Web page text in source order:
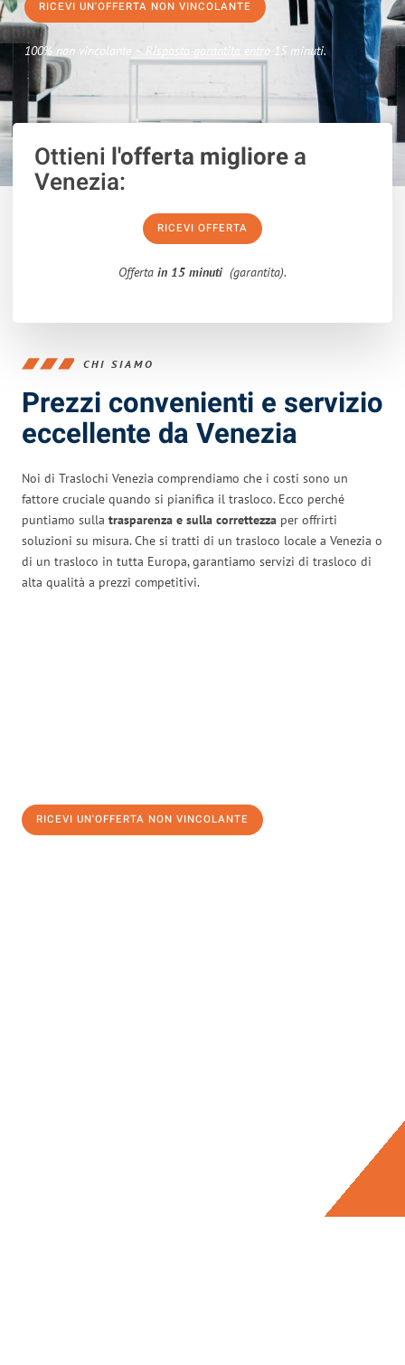
RICEVI UN'OFFERTA NON VINCOLANTE
100% non vincolante – Risposta garantita entro 15 minuti.
Ottieni l'offerta migliorea
Venezia:
RICEVI OFFERTA
Offerta in 15 minuti (garantita).
CHI SIAMO
Prezzi convenienti e servizio
eccellente da Venezia
Noi di Traslochi Venezia comprendiamo che i costi sono un
fattore cruciale quando si pianifica il trasloco. Ecco perché
puntiamo sulla trasparenza e sulla correttezza per offrirti
soluzioni su misura. Che si tratti di un trasloco locale a Venezia o
di un trasloco in tutta Europa, garantiamo servizi di trasloco di
alta qualità a prezzi competitivi.
RICEVI UN'OFFERTA NON VINCOLANTE